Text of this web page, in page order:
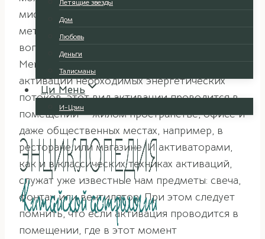
Летящие звезды
Дом
Любовь
Деньги
Талисманы
Ци Мень
И-Цзин
мистика» или «Три непарных» относится к
методике Ци Мень Дун Цзя. Однако
вопреки общепринятому пониманию Ци
Мень Дун Цзя как прогулок с целью
активации необходимых энергетических
потоков, этот вид активации проводится в
помещении — жилом пространстве, офисе и
даже общественных местах, например, в
ресторане или магазине. И активаторами,
как и в классических техниках активаций,
служат уже известные нам предметы: свеча,
фонтан или вентилятор. При этом следует
помнить, что если активация проводится в
помещении, где в этот момент